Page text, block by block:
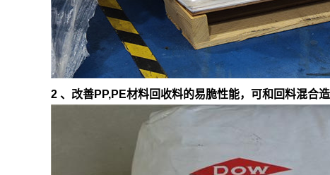
2 、改善PP,PE材料回收料的易脆性能，可和回料混合